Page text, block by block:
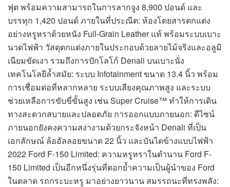
ฟุต พร้อมความสามารถในการลากจูง 8,900 ปอนด์ และ
บรรทุก 1,420 ปอนด์ ภายในที่ประณีต: ห้องโดยสารตกแต่ง
อย่างหรูหราด้วยหนัง Full-Grain Leather แท้ พร้อมระบบเบาะ
นวดไฟฟ้า วัสดุตกแต่งภายในประกอบด้วยลายไม้จริงและอลูมิ
เนียมขัดเงา รวมถึงการปักโลโก้ Denali บนเบาะนั่ง
เทคโนโลยีล้ำสมัย: ระบบ Infotainment ขนาด 13.4 นิ้ว พร้อม
การเชื่อมต่อที่หลากหลาย ระบบเสียงคุณภาพสูง และระบบ
ช่วยเหลือการขับขี่ขั้นสูง เช่น Super Cruise™ ทำให้การเดิน
ทางสะดวกสบายและปลอดภัย การออกแบบภายนอก: ดีไซน์
ภายนอกยังคงความสง่างามด้วยกระจังหน้า Denali ที่เป็น
เอกลักษณ์ ล้ออัลลอยขนาด 22 นิ้ว และบันไดข้างแบบไฟฟ้า
2022 Ford F-150 Limited: ความหรูหราในตำนาน Ford F-
150 Limited เป็นอีกหนึ่งรุ่นที่ตอกย้ำความเป็นผู้นำของ Ford
ในตลาด รถกระบะหรู มาอย่างยาวนาน สมรรถนะที่ทรงพลัง: